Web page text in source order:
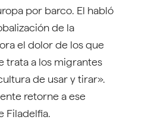
por barco. El habló
de la
el dolor de los que
trata a los migrantes
de usar y tirar».
retorne a ese
Filadelfia.